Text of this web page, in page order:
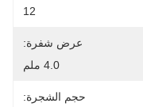
12
عرض شفرة:
4.0 ملم
حجم الشجرة: